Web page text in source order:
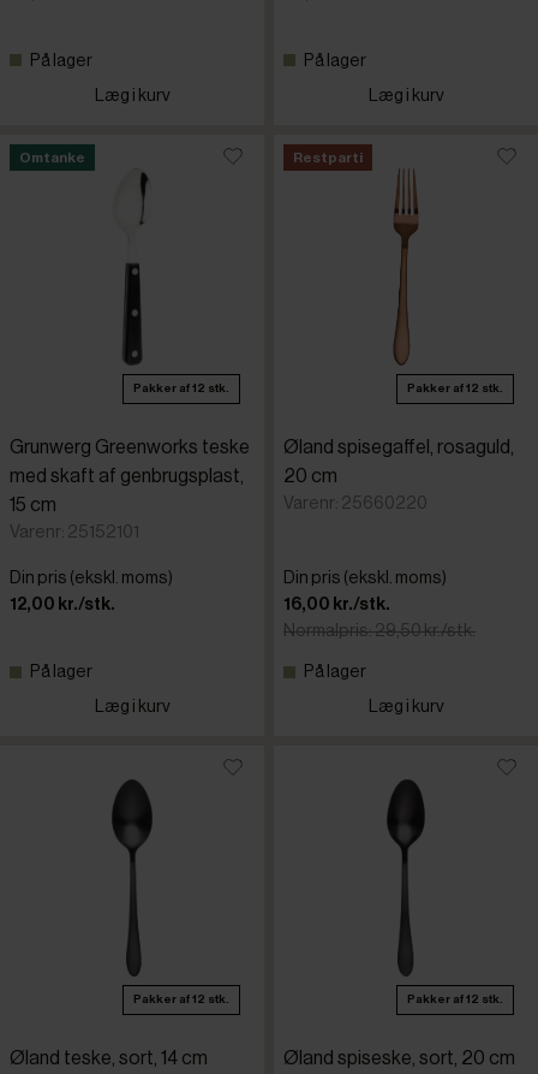
På lager
Læg i kurv
På lager
Læg i kurv
Omtanke
Pakker af 12 stk.
Grunwerg Greenworks teske
med skaft af genbrugsplast,
15 cm
Varenr: 25152101
Din pris (ekskl. moms)
12,00 kr./stk.
På lager
Læg i kurv
Restparti
Pakker af 12 stk.
Øland spisegaffel, rosaguld,
20 cm
Varenr: 25660220
Din pris (ekskl. moms)
16,00 kr./stk.
Normalpris: 29,50 kr./stk.
På lager
Læg i kurv
Pakker af 12 stk.
Øland teske, sort, 14 cm
Pakker af 12 stk.
Øland spiseske, sort, 20 cm